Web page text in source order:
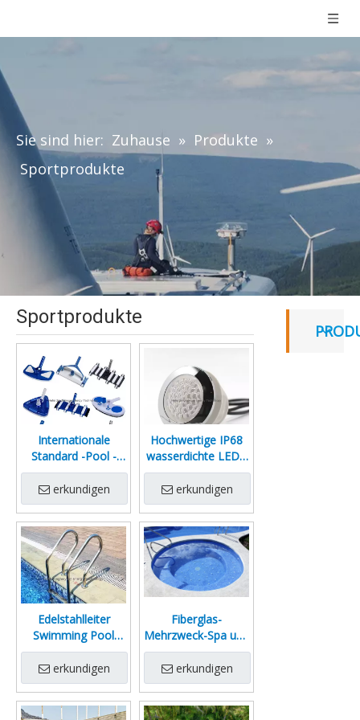
Sie sind hier: Zuhause » Produkte »
Sportprodukte
Sportprodukte
Internationale
Standard -Pool -
Werkzeuge zu
Accessoires
Wesentliche Geräte
für Schwimmbad
und Pools aus
Glasfaser
erkundigen
Hochwertige IP68
wasserdichte LED -
Pool -Licht -Multi -
Farb -Wechseln
erkundigen
Edelstahlleiter
Swimming Pool
Leiter Pools
Schwerdetail-
Aluminium-Pool-
Leiter
erkundigen
Fiberglas-
Mehrzweck-Spa und
Pool, unterirdisches
Modell
erkundigen